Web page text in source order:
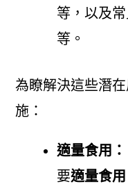
等，以及
等。
為瞭解決這些潛
施：
適量食用：
要適量食用